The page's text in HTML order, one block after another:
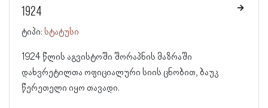
1924
ტიპი: სტატუსი
1924 წლის აგვისტოში შორაპნის მაზრაში
დახვრეტილთა ოფიციალური სიის ცნობით, ბაუკ
წერეთელი იყო თავადი.